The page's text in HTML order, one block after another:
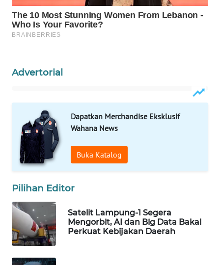
Advertorial
Dapatkan Merchandise Eksklusif
Wahana News
Buka Katalog
Pilihan Editor
Satelit Lampung-1 Segera
Mengorbit, AI dan Big Data Bakal
Perkuat Kebijakan Daerah
WAHANA
TANI
ADVOKAT
INFRASTRUKTUR
WAHANA
KONSUMEN
WAHANA
WAHANA
TRAVEL
WAHANA